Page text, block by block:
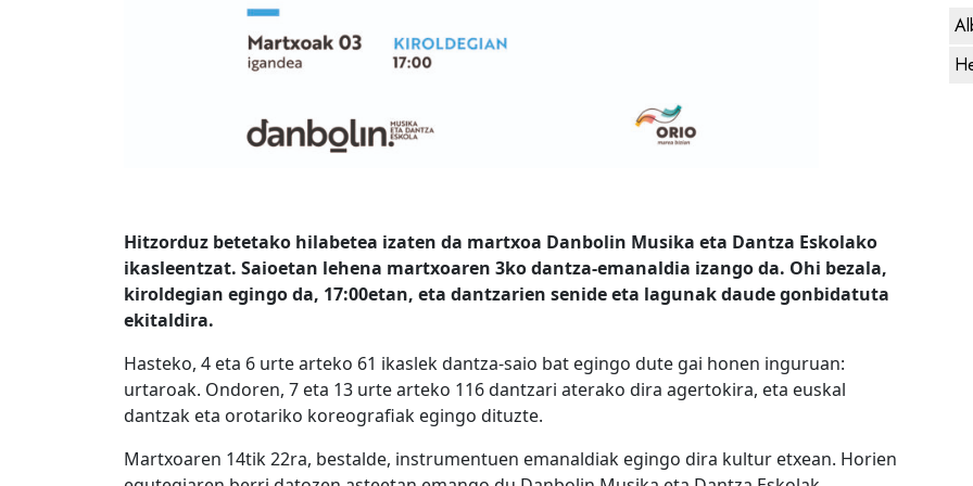
Hitzorduz betetako hilabetea izaten da martxoa Danbolin Musika eta Dantza Eskolako
ikasleentzat. Saioetan lehena martxoaren 3ko dantza-emanaldia izango da. Ohi bezala,
kiroldegian egingo da, 17:00etan, eta dantzarien senide eta lagunak daude gonbidatuta
ekitaldira.
Hasteko, 4 eta 6 urte arteko 61 ikaslek dantza-saio bat egingo dute gai honen inguruan:
urtaroak. Ondoren, 7 eta 13 urte arteko 116 dantzari aterako dira agertokira, eta euskal
dantzak eta orotariko koreografiak egingo dituzte.
Martxoaren 14tik 22ra, bestalde, instrumentuen emanaldiak egingo dira kultur etxean. Horien